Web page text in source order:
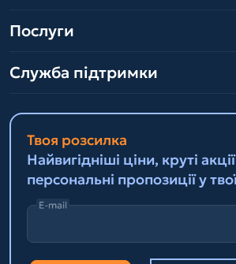
Послуги
Служба підтримки
Твоя розсилка
Найвигідніші ціни, круті
персональні пропозиції у
E-mail